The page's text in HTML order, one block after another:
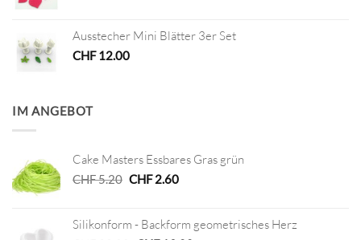
Ausstecher Mini Blätter 3er Set
CHF12.00
IM ANGEBOT
Cake Masters Essbares Gras grün
CHF5.20 Ursprünglicher
CHF 5.20
CHF2.60Aktueller
CHF 2.60.
Silikonform - Backform geometrisches Herz